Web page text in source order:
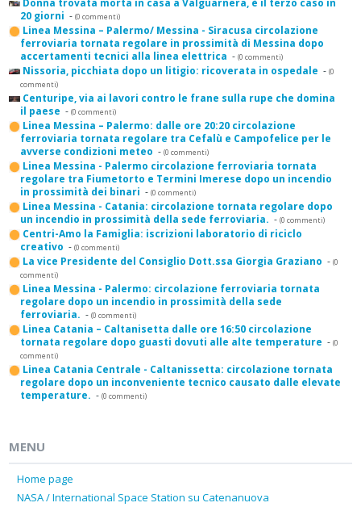
Donna trovata morta in casa a Valguarnera, è il terzo caso in
20 giorni - (0 commenti)
Linea Messina – Palermo/ Messina - Siracusa circolazione
ferroviaria tornata regolare in prossimità di Messina dopo
accertamenti tecnici alla linea elettrica - (0 commenti)
Nissoria, picchiata dopo un litigio: ricoverata in ospedale - (0
commenti)
Centuripe, via ai lavori contro le frane sulla rupe che domina
il paese - (0 commenti)
Linea Messina – Palermo: dalle ore 20:20 circolazione
ferroviaria tornata regolare tra Cefalù e Campofelice per le
avverse condizioni meteo - (0 commenti)
Linea Messina - Palermo circolazione ferroviaria tornata
regolare tra Fiumetorto e Termini Imerese dopo un incendio
in prossimità dei binari - (0 commenti)
Linea Messina - Catania: circolazione tornata regolare dopo
un incendio in prossimità della sede ferroviaria. - (0 commenti)
Centri-Amo la Famiglia: iscrizioni laboratorio di riciclo
creativo - (0 commenti)
La vice Presidente del Consiglio Dott.ssa Giorgia Graziano - (0
commenti)
Linea Messina - Palermo: circolazione ferroviaria tornata
regolare dopo un incendio in prossimità della sede
ferroviaria. - (0 commenti)
Linea Catania – Caltanisetta dalle ore 16:50 circolazione
tornata regolare dopo guasti dovuti alle alte temperature - (0
commenti)
Linea Catania Centrale - Caltanissetta: circolazione tornata
regolare dopo un inconveniente tecnico causato dalle elevate
temperature. - (0 commenti)
MENU
Home page
NASA / International Space Station su Catenanuova